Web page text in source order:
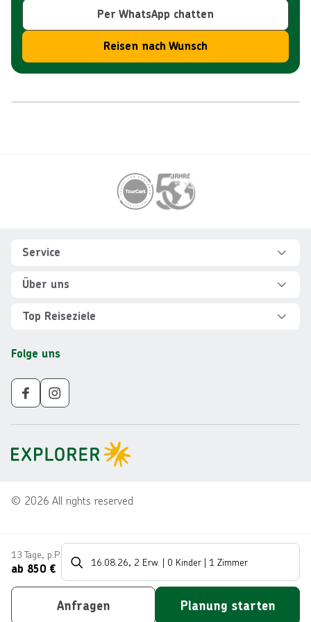
13 Tage, p.P.
ab 850 € 16.08.26, 2 Erw. | 0 Kinder | 1 Zimmer
Anfragen Planung starten
Per WhatsApp chatten
Reisen nach Wunsch
Reiseroute
Footer navigation
Service
Hilfe und FAQ
Individuelle Reiseplanung
Newsletter
Nachhaltigkeit
Reisetrends
Über uns
Über Explorer
Für Partner
Veranstalter AGB
Barrierefreiheit
Top Reiseziele
Rundreisen Norwegen
Rundreisen Mauritius
Rundreisen Schweden
Folge uns
© 2026 All rights reserved